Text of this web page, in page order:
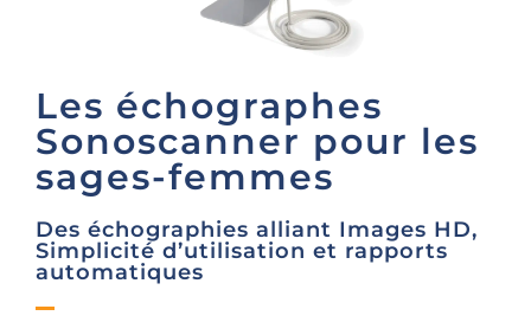
Les échographes
Sonoscanner pour les
sages-femmes
Des échographies alliant Images HD,
Simplicité d’utilisation et rapports
automatiques